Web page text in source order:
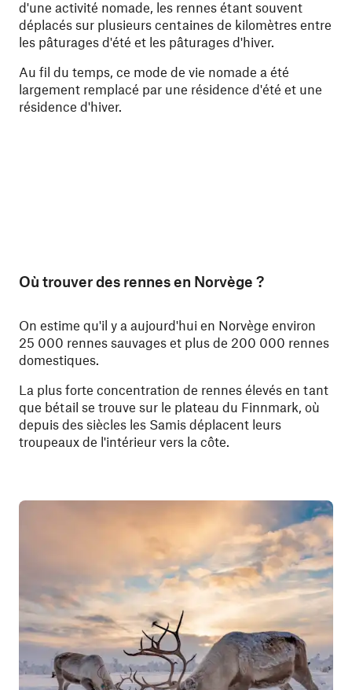
d'une activité nomade, les rennes étant souvent
déplacés sur plusieurs centaines de kilomètres entre
les pâturages d'été et les pâturages d'hiver.
Au fil du temps, ce mode de vie nomade a été
largement remplacé par une résidence d'été et une
résidence d'hiver.
Où trouver des rennes en Norvège ?
On estime qu'il y a aujourd'hui en Norvège environ
25 000 rennes sauvages et plus de 200 000 rennes
domestiques.
La plus forte concentration de rennes élevés en tant
que bétail se trouve sur le plateau du Finnmark, où
depuis des siècles les Samis déplacent leurs
troupeaux de l'intérieur vers la côte.